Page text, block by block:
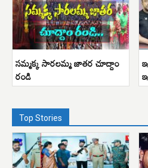
సమ్మక్క సారలమ్మ జాతర చూద్దాం
రండి
Top Stories